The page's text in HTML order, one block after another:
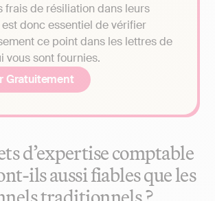
frais de résiliation dans leurs
donc essentiel de vérifier
ce point dans les lettres de
vous sont fournies.
Gratuitement
d’expertise comptable
ils aussi fiables que les